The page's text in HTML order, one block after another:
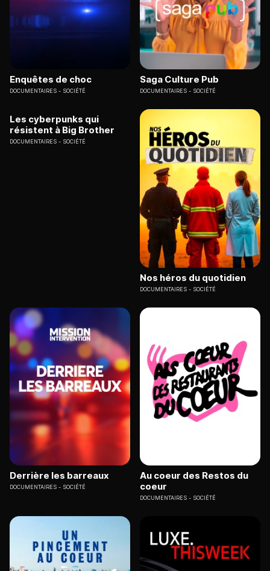
Enquêtes de choc
DOCUMENTAIRES SOCIÉTÉ
Saga Culture Pub
DOCUMENTAIRES SOCIÉTÉ
Les cyberpunks qui
résistent à Big Brother
DOCUMENTAIRES SOCIÉTÉ
Nos héros du quotidien
DOCUMENTAIRES SOCIÉTÉ
Derrière les barreaux
DOCUMENTAIRES SOCIÉTÉ
Au coeur des Restos du
coeur
DOCUMENTAIRES SOCIÉTÉ